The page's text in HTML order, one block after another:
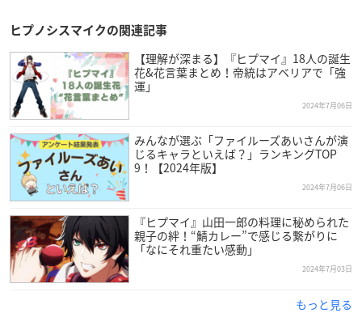
ヒプノシスマイクの関連記事
【理解が深まる】『ヒプマイ』18人の誕生
花&花言葉まとめ！帝統はアベリアで「強
運」
2024年7月06日
みんなが選ぶ「ファイルーズあいさんが演
じるキャラといえば？」ランキングTOP
9！【2024年版】
2024年7月06日
『ヒプマイ』山田一郎の料理に秘められた
親子の絆！“鯖カレー”で感じる繋がりに
「なにそれ重たい感動」
2024年7月03日
もっと見る